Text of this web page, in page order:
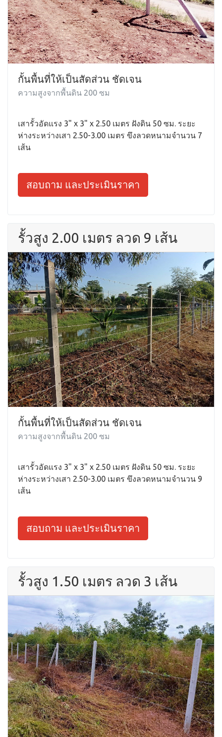
กั้นพื้นที่ให้เป็นสัดส่วน ชัดเจน
ความสูงจากพื้นดิน 200 ซม
เสารั้วอัดแรง 3" x 3" x 2.50 เมตร ฝังดิน 50 ซม. ระยะ
ห่างระหว่างเสา 2.50-3.00 เมตร ขึงลวดหนามจำนวน 7
เส้น
สอบถาม และประเมินราคา
รั้วสูง 2.00 เมตร ลวด 9 เส้น
กั้นพื้นที่ให้เป็นสัดส่วน ชัดเจน
ความสูงจากพื้นดิน 200 ซม
เสารั้วอัดแรง 3" x 3" x 2.50 เมตร ฝังดิน 50 ซม. ระยะ
ห่างระหว่างเสา 2.50-3.00 เมตร ขึงลวดหนามจำนวน 9
เส้น
สอบถาม และประเมินราคา
รั้วสูง 1.50 เมตร ลวด 3 เส้น